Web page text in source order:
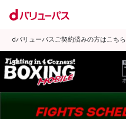
dバリューパスご契約済みの方はこちら